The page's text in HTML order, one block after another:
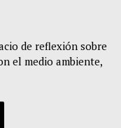
de reflexión sobre
el medio ambiente,